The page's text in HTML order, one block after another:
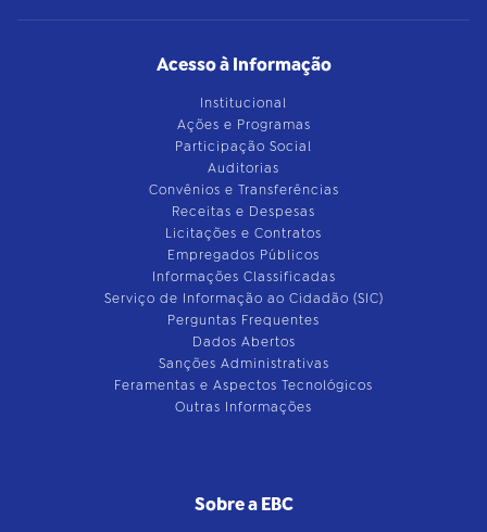
Acesso à Informação
Institucional
Ações e Programas
Participação Social
Auditorias
Convênios e Transferências
Receitas e Despesas
Licitações e Contratos
Empregados Públicos
Informações Classificadas
Serviço de Informação ao Cidadão (SIC)
Perguntas Frequentes
Dados Abertos
Sanções Administrativas
Feramentas e Aspectos Tecnológicos
Outras Informações
Sobre a EBC